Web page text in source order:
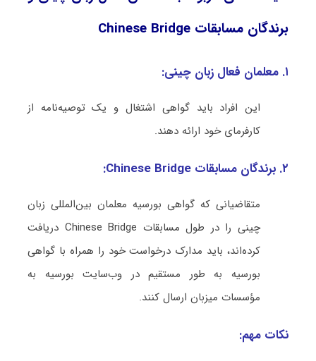
برندگان مسابقات Chinese Bridge
۱. معلمان فعال زبان چینی:
این افراد باید گواهی اشتغال و یک توصیه‌نامه از
کارفرمای خود ارائه دهند.
۲. برندگان مسابقات Chinese Bridge:
متقاضیانی که گواهی بورسیه معلمان بین‌المللی زبان
چینی را در طول مسابقات Chinese Bridge دریافت
کرده‌اند، باید مدارک درخواست خود را همراه با گواهی
بورسیه به طور مستقیم در وب‌سایت بورسیه به
مؤسسات میزبان ارسال کنند.
نکات مهم: